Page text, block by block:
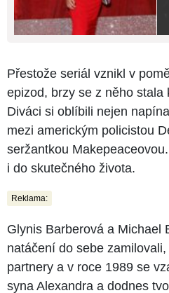
Přestože seriál vznikl v
epizod, brzy se z něho stala
Diváci si oblíbili nejen
mezi americkým policistou
seržantkou
i do skutečného života.
Reklama:
Glynis Barberová a Michael
natáčení do sebe
partnery a v roce 1989 se
syna Alexandra a dodnes